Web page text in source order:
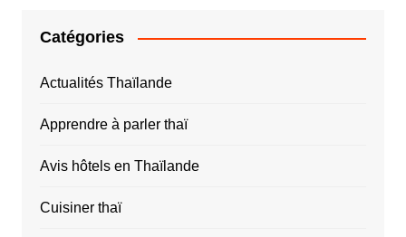
Catégories
Actualités Thaïlande
Apprendre à parler thaï
Avis hôtels en Thaïlande
Cuisiner thaï